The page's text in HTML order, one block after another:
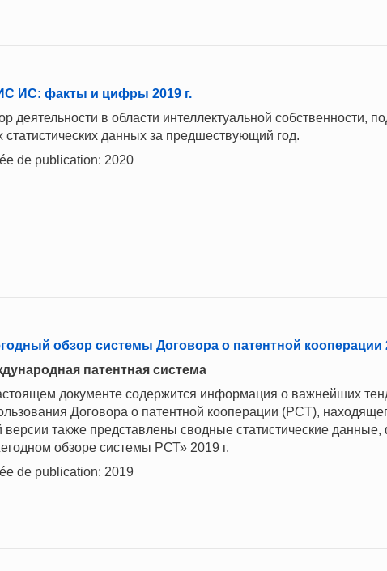
ИС: факты и цифры 2019 г.
деятельности в области интеллектуальной собственности,
статистических данных за предшествующий год.
de publication: 2020
обзор системы Договора о патентной кооперации
патентная система
документе содержится информация о важнейших
Договора о патентной кооперации (PCT),
версии также представлены сводные статистические
обзоре системы РСТ» 2019 г.
de publication: 2019